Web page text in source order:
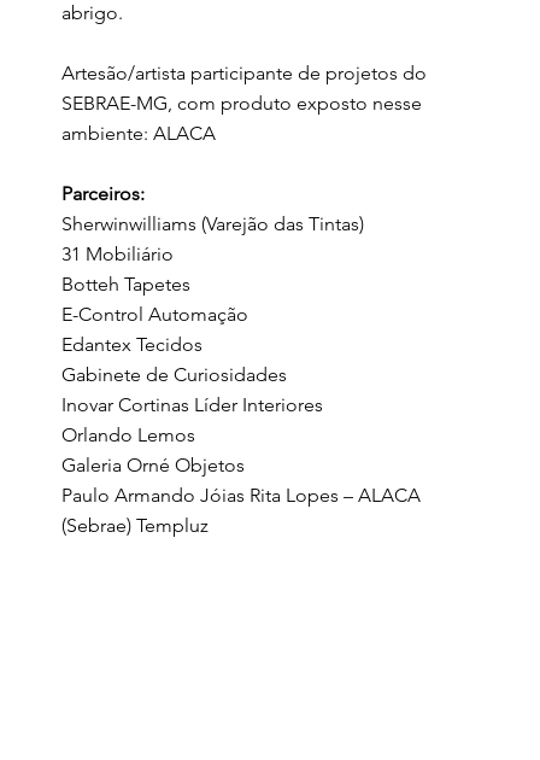
abrigo.
Artesão/artista participante de projetos do
SEBRAE-MG, com produto exposto nesse
ambiente: ALACA
Parceiros:
Sherwinwilliams (Varejão das Tintas)
31 Mobiliário
Botteh Tapetes
E-Control Automação
Edantex Tecidos
Gabinete de Curiosidades
Inovar Cortinas Líder Interiores
Orlando Lemos
Galeria Orné Objetos
Paulo Armando Jóias Rita Lopes – ALACA
(Sebrae) Templuz